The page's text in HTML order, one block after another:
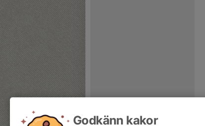
Godkänn kakor